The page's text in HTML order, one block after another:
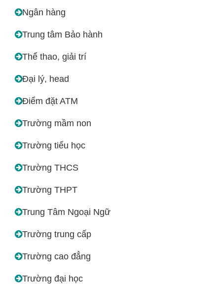
Ngân hàng
Trung tâm Bảo hành
Thể thao, giải trí
Đại lý, head
Điểm đặt ATM
Trường mầm non
Trường tiểu học
Trường THCS
Trường THPT
Trung Tâm Ngoại Ngữ
Trường trung cấp
Trường cao đẳng
Trường đại học